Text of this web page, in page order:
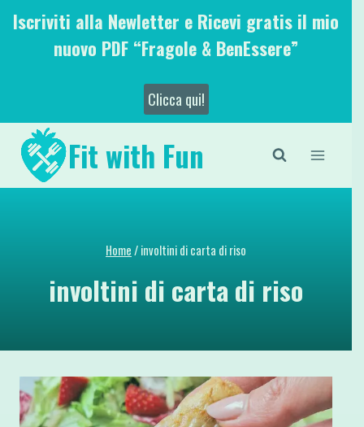
SaltaIscriviti alla Newletter e Ricevi gratis il mio
nuovo PDF “Fragole & BenEssere”
Clicca qui!
Fit with Fun
Home/involtini di carta di riso
involtini di carta di riso